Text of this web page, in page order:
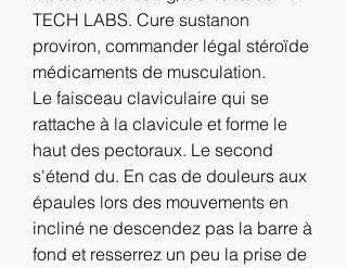
TECH LABS. Cure sustanon
proviron, commander légal stéroïde
médicaments de musculation.
Le faisceau claviculaire qui se
rattache à la clavicule et forme le
haut des pectoraux. Le second
s'étend du. En cas de douleurs aux
épaules lors des mouvements en
incliné ne descendez pas la barre à
fond et resserrez un peu la prise de